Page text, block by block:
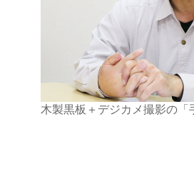
木製黒板＋デジカメ撮影の「